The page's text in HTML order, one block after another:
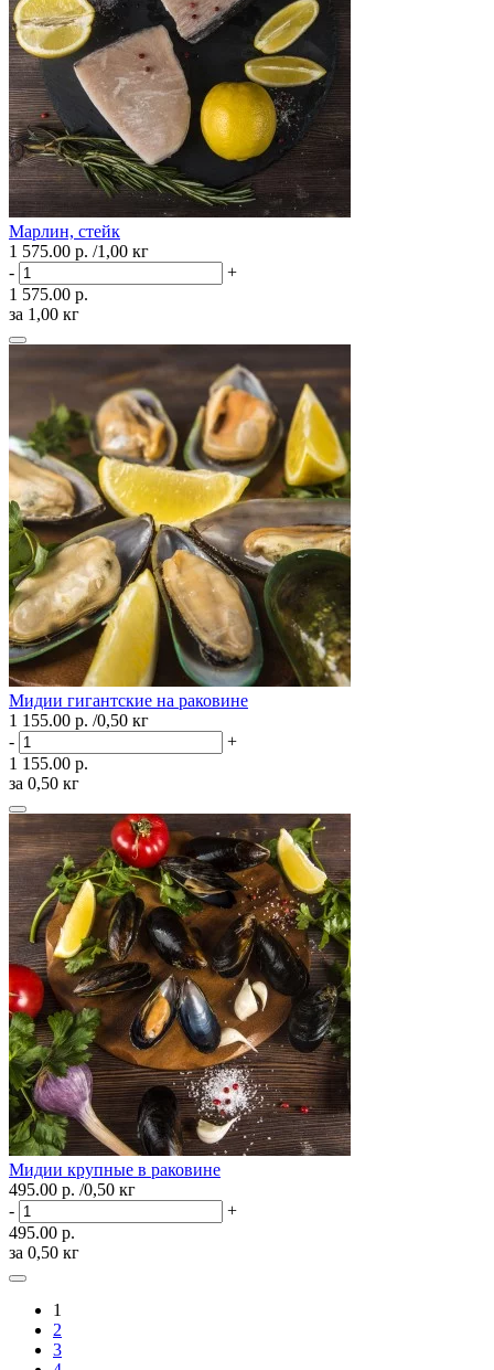
Марлин, стейк
1 575.00 р. /1,00 кг
-
+
1 575.00 р.
за 1,00 кг
Мидии гигантские на раковине
1 155.00 р. /0,50 кг
-
+
1 155.00 р.
за 0,50 кг
Мидии крупные в раковине
495.00 р. /0,50 кг
-
+
495.00 р.
за 0,50 кг
1
2
3